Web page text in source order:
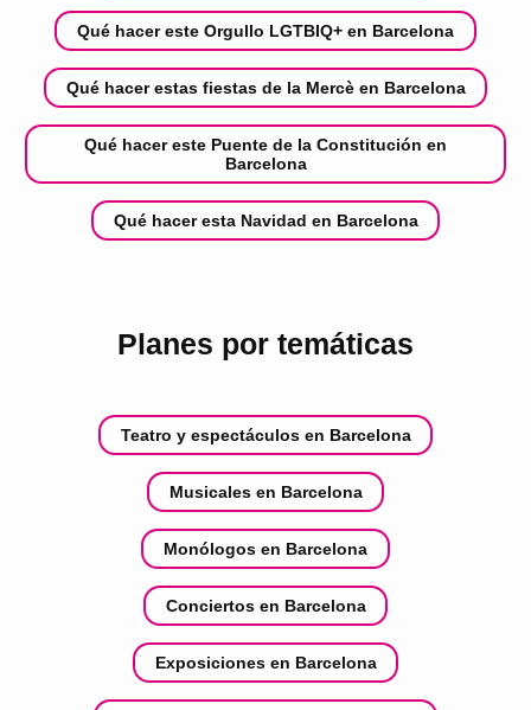
Qué hacer este Orgullo LGTBIQ+ en Barcelona
Qué hacer estas fiestas de la Mercè en Barcelona
Qué hacer este Puente de la Constitución en
Barcelona
Qué hacer esta Navidad en Barcelona
Planes por temáticas
Teatro y espectáculos en Barcelona
Musicales en Barcelona
Monólogos en Barcelona
Conciertos en Barcelona
Exposiciones en Barcelona